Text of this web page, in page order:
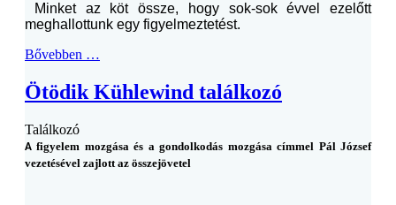
Minket az köt össze, hogy sok-sok évvel ezelőtt
meghallottunk egy figyelmeztetést.
Bővebben …
Ötödik Kühlewind találkozó
Találkozó
A figyelem mozgása és a gondolkodás mozgása címmel Pál József
vezetésével zajlott az összejövetel